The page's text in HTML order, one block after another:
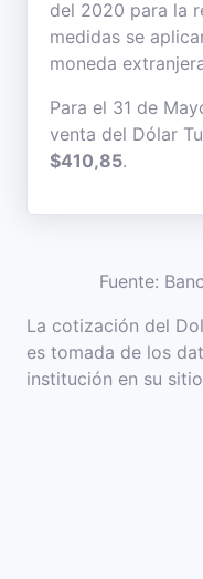
del 2020 para la
medidas se
moneda
Para el 31 de
venta del Dólar
$410,85.
Fuente:
La cotización del
es tomada de los
institución en su